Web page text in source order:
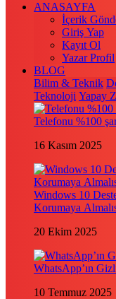
ANASAYFA
İçerik
Giriş Yap
Kayıt Ol
Yazar Profil
BLOG
Bilim & Teknik
Teknoloji Yapay
Telefonu %100
16 Kasım 2025
Windows 10
Korumaya
20 Ekim 2025
WhatsApp’ın
10 Temmuz 2025